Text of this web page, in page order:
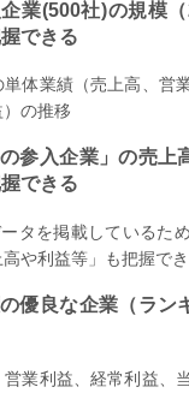
業(500社)の規模
できる
体業績（売上高、営
の推移
参入企業」の売上
できる
タを掲載しているた
や利益等」も把握で
優良な企業（ラン
業利益、経常利益、